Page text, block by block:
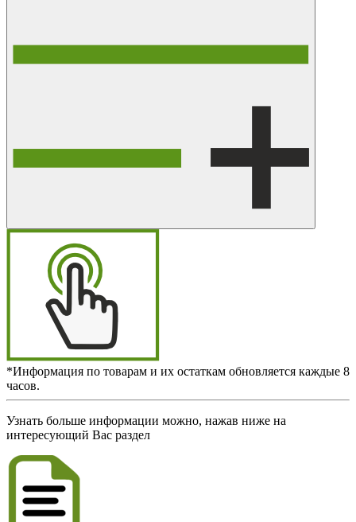
*Информация по товарам и их остаткам обновляется каждые 8
часов.
Узнать больше информации можно, нажав ниже на
интересующий Вас раздел